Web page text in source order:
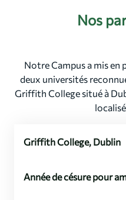
Nos
Notre Campus a mis en
deux universités
Griffith College situé à
Griffith College, Dublin
Année de césure pour